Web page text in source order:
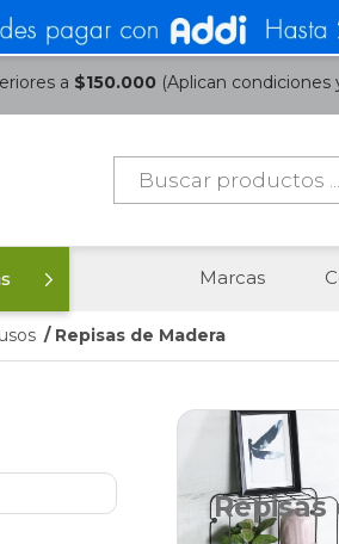
a $150.000 (Aplican condiciones
Búsqueda
productos
Marcas
/ Repisas de Madera
Repisas